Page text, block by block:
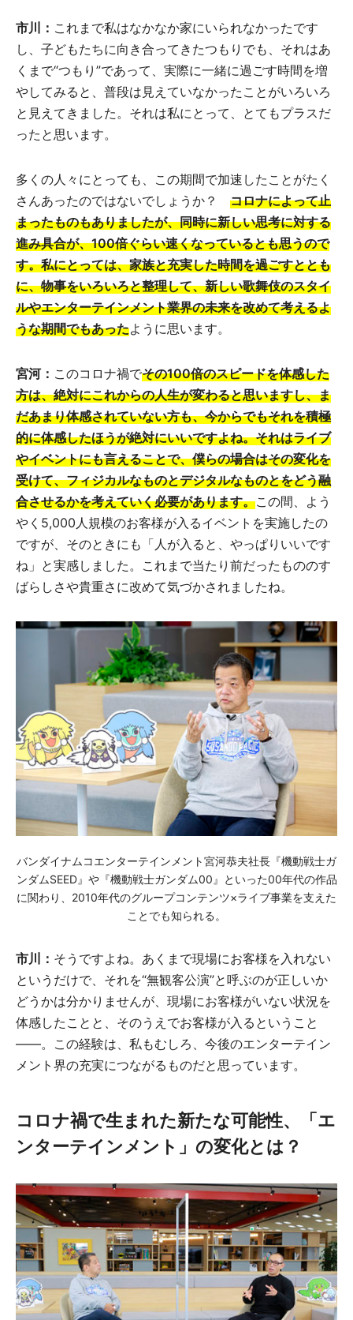
市川： これまで私はなかなか家にいられなかったです
し、子どもたちに向き合ってきたつもりでも、それはあ
くまで“つもり”であって、実際に一緒に過ごす時間を増
やしてみると、普段は見えていなかったことがいろいろ
と見えてきました。それは私にとって、とてもプラスだ
ったと思います。
多くの人々にとっても、この期間で加速したことがたく
さんあったのではないでしょうか？ コロナによって止
まったものもありましたが、同時に新しい思考に対する
進み具合が、100倍ぐらい速くなっているとも思うので
す。私にとっては、家族と充実した時間を過ごすととも
に、物事をいろいろと整理して、新しい歌舞伎のスタイ
ルやエンターテインメント業界の未来を改めて考えるよ
うな期間でもあったように思います。
宮河： このコロナ禍でその100倍のスピードを体感した
方は、絶対にこれからの人生が変わると思いますし、ま
だあまり体感されていない方も、今からでもそれを積極
的に体感したほうが絶対にいいですよね。それはライブ
やイベントにも言えることで、僕らの場合はその変化を
受けて、フィジカルなものとデジタルなものとをどう融
合させるかを考えていく必要があります。この間、よう
やく5,000人規模のお客様が入るイベントを実施したの
ですが、そのときにも「人が入ると、やっぱりいいです
ね」と実感しました。これまで当たり前だったもののす
ばらしさや貴重さに改めて気づかされましたね。
バンダイナムコエンターテインメント宮河恭夫社長『機動戦士ガ
ンダムSEED』や『機動戦士ガンダム00』といった00年代の作品
に関わり、2010年代のグループコンテンツ×ライブ事業を支えた
ことでも知られる。
市川： そうですよね。あくまで現場にお客様を入れない
というだけで、それを“無観客公演”と呼ぶのが正しいか
どうかは分かりませんが、現場にお客様がいない状況を
体感したことと、そのうえでお客様が入るということ
――。この経験は、私もむしろ、今後のエンターテイン
メント界の充実につながるものだと思っています。
コロナ禍で生まれた新たな可能性、「エ
ンターテインメント」の変化とは？